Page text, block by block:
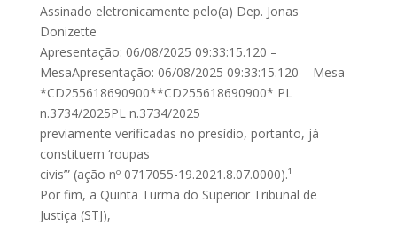
Assinado eletronicamente pelo(a) Dep. Jonas
Donizette
Apresentação: 06/08/2025 09:33:15.120 –
MesaApresentação: 06/08/2025 09:33:15.120 – Mesa
*CD255618690900**CD255618690900* PL
n.3734/2025PL n.3734/2025
previamente verificadas no presídio, portanto, já
constituem ‘roupas
civis’” (ação nº 0717055-19.2021.8.07.0000).¹
Por fim, a Quinta Turma do Superior Tribunal de
Justiça (STJ),